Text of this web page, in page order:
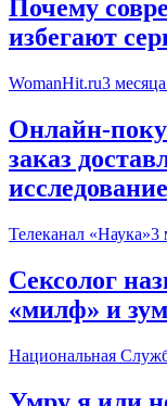
Почему
избегают
WomanHit.ru3
Онлайн-
заказ
исследование
Телеканал «Наука»3
Сексолог
«милф» и
Национальная